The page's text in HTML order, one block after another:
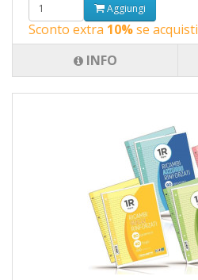
Aggiungi
Sconto extra 10%se acquisti
INFO